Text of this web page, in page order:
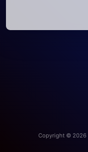
Copyright © 2026